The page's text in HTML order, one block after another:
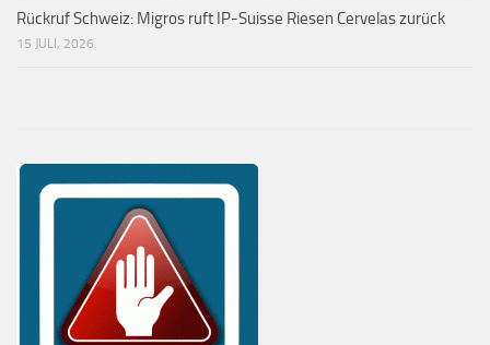
Rückruf Schweiz: Migros ruft IP-Suisse Riesen Cervelas zurück
15 JULI, 2026